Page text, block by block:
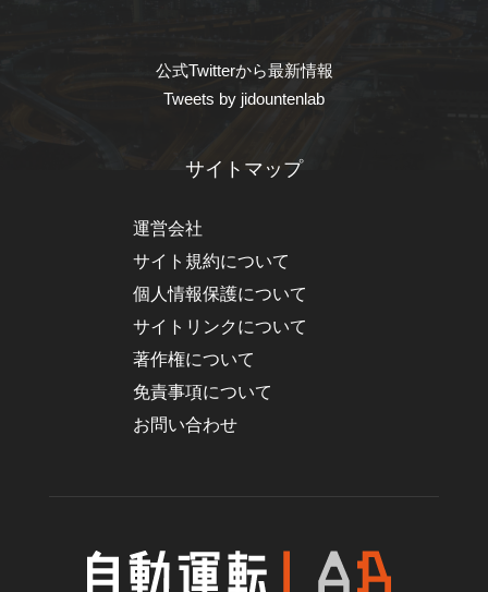
公式Twitterから最新情報
Tweets by jidountenlab
サイトマップ
運営会社
サイト規約について
個人情報保護について
サイトリンクについて
著作権について
免責事項について
お問い合わせ